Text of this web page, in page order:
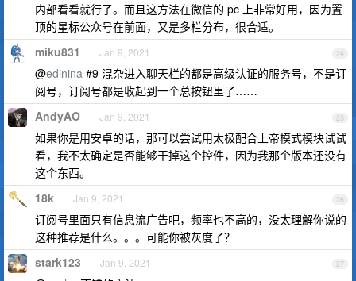
内部看看就行了。而且这方法在微信的 pc 上非常好用，因为置
顶的星标公众号在前面，又是多栏分布，很合适。
24
miku831 Jan 9, 2021
@edinina #9 混杂进入聊天栏的都是高级认证的服务号，不是订
阅号，订阅号都是收起到一个总按钮里了……
25
AndyAO Jan 9, 2021
如果你是用安卓的话，那可以尝试用太极配合上帝模式模块试试
看，我不太确定是否能够干掉这个控件，因为我那个版本还没有
这个东西。
26
18k Jan 9, 2021
订阅号里面只有信息流广告吧，频率也不高的，没太理解你说的
这种推荐是什么。。。可能你被灰度了？
27
stark123 Jan 9, 2021